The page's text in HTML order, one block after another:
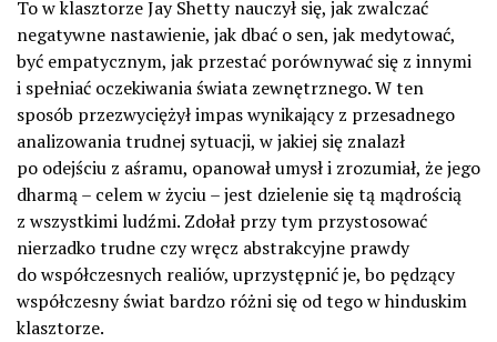
To w klasztorze Jay Shetty nauczył się, jak zwalczać
negatywne nastawienie, jak dbać o sen, jak medytować,
być empatycznym, jak przestać porównywać się z innymi
i spełniać oczekiwania świata zewnętrznego. W ten
sposób przezwyciężył impas wynikający z przesadnego
analizowania trudnej sytuacji, w jakiej się znalazł
po odejściu z aśramu, opanował umysł i zrozumiał, że jego
dharmą – celem w życiu – jest dzielenie się tą mądrością
z wszystkimi ludźmi. Zdołał przy tym przystosować
nierzadko trudne czy wręcz abstrakcyjne prawdy
do współczesnych realiów, uprzystępnić je, bo pędzący
współczesny świat bardzo różni się od tego w hinduskim
klasztorze.